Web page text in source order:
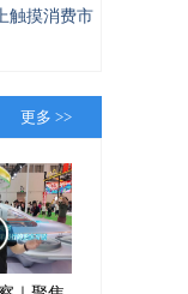
触摸消费市
更多 >>